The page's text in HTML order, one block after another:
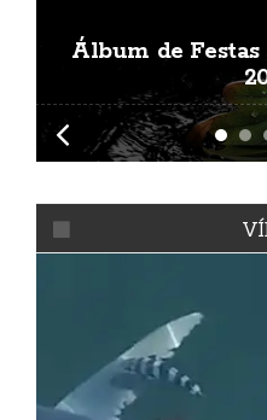
Álbum de Festas